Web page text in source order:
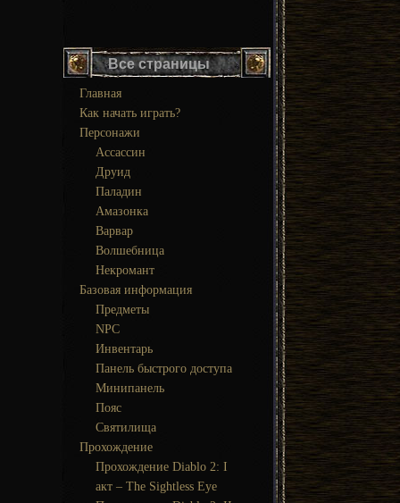
Все страницы
Главная
Как начать играть?
Персонажи
Ассассин
Друид
Паладин
Амазонка
Варвар
Волшебница
Некромант
Базовая информация
Предметы
NPC
Инвентарь
Панель быстрого доступа
Минипанель
Пояс
Святилища
Прохождение
Прохождение Diablo 2: I
акт – The Sightless Eye